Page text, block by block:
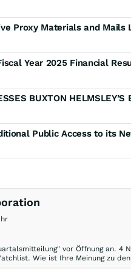
Proxy Materials and Mails
Year 2025 Financial
Public Access to its
vor Öffnung an. 4
Wie ist Ihre Meinung zu